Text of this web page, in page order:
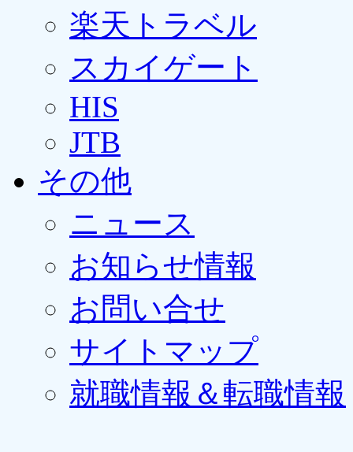
楽天トラベル
スカイゲート
HIS
JTB
その他
ニュース
お知らせ情報
お問い合せ
サイトマップ
就職情報＆転職情報